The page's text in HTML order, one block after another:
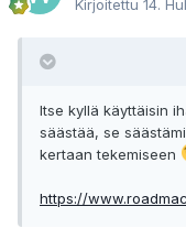
Kirjoitettu 14.
Itse kyllä käyttäisin
säästää, se
kertaan tekemiseen
https://